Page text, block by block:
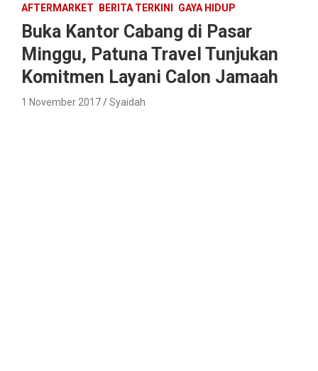
AFTERMARKET BERITA TERKINI GAYA HIDUP
Buka Kantor Cabang di Pasar
Minggu, Patuna Travel Tunjukan
Komitmen Layani Calon Jamaah
1 November 2017 Syaidah